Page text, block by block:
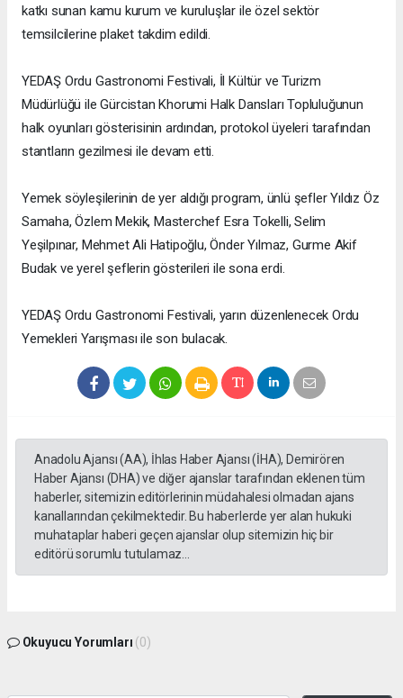
katkı sunan kamu kurum ve kuruluşlar ile özel sektör
temsilcilerine plaket takdim edildi.
YEDAŞ Ordu Gastronomi Festivali, İl Kültür ve Turizm
Müdürlüğü ile Gürcistan Khorumi Halk Dansları Topluluğunun
halk oyunları gösterisinin ardından, protokol üyeleri tarafından
stantların gezilmesi ile devam etti.
Yemek söyleşilerinin de yer aldığı program, ünlü şefler Yıldız Öz
Samaha, Özlem Mekik, Masterchef Esra Tokelli, Selim
Yeşilpınar, Mehmet Ali Hatipoğlu, Önder Yılmaz, Gurme Akif
Budak ve yerel şeflerin gösterileri ile sona erdi.
YEDAŞ Ordu Gastronomi Festivali, yarın düzenlenecek Ordu
Yemekleri Yarışması ile son bulacak.
Anadolu Ajansı (AA), İhlas Haber Ajansı (İHA), Demirören
Haber Ajansı (DHA) ve diğer ajanslar tarafından eklenen tüm
haberler, sitemizin editörlerinin müdahalesi olmadan ajans
kanallarından çekilmektedir. Bu haberlerde yer alan hukuki
muhataplar haberi geçen ajanslar olup sitemizin hiç bir
editörü sorumlu tutulamaz...
Okuyucu Yorumları (0)